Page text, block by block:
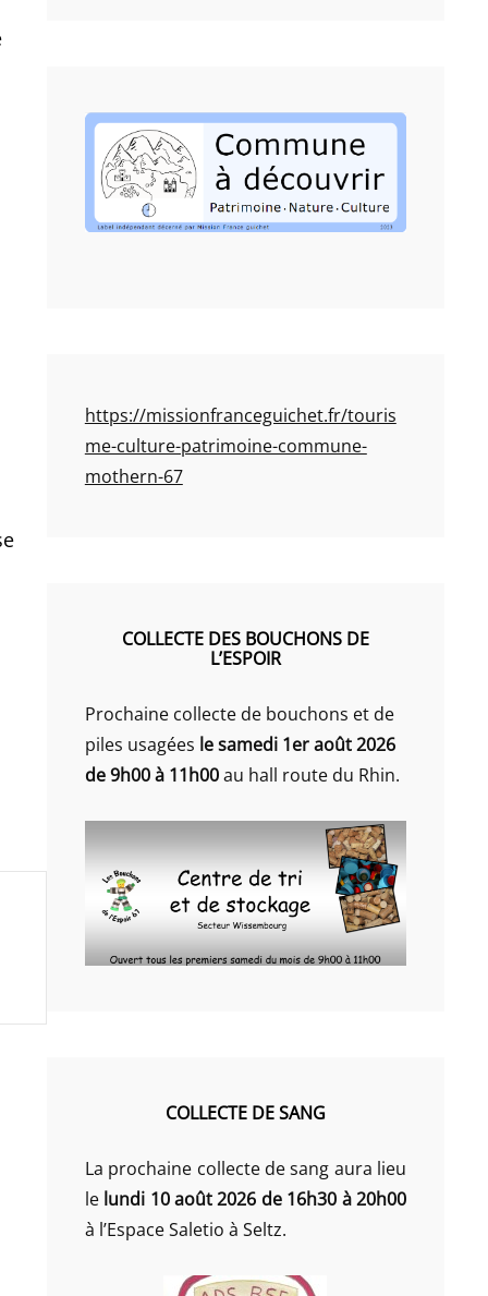
https://missionfranceguichet.fr/touris
me-culture-patrimoine-commune-
mothern-67
COLLECTE DES BOUCHONS DE
L’ESPOIR
Prochaine collecte de bouchons et de
piles usagées le samedi 1er août 2026
de 9h00 à 11h00au hall route du Rhin.
COLLECTE DE SANG
La prochaine collecte de sang aura lieu
le lundi 10 août 2026 de 16h30 à 20h00
à l’Espace Saletio à Seltz.